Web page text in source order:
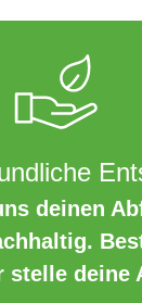
deinen
stelle deine